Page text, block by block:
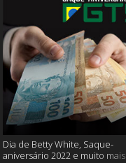
Dia de Betty White, Saque-
aniversário 2022 e muito mais